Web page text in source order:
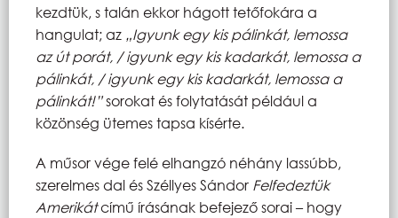
kezdtük, s talán ekkor hágott tetőfokára a
hangulat; az „Igyunk egy kis pálinkát, lemossa
az út porát, / igyunk egy kis kadarkát, lemossa a
pálinkát, / igyunk egy kis kadarkát, lemossa a
pálinkát!”sorokat és folytatását például a
közönség ütemes tapsa kísérte.
A műsor vége felé elhangzó néhány lassúbb,
szerelmes dal és Széllyes Sándor Felfedeztük
Amerikátcímű írásának befejező sorai – hogy